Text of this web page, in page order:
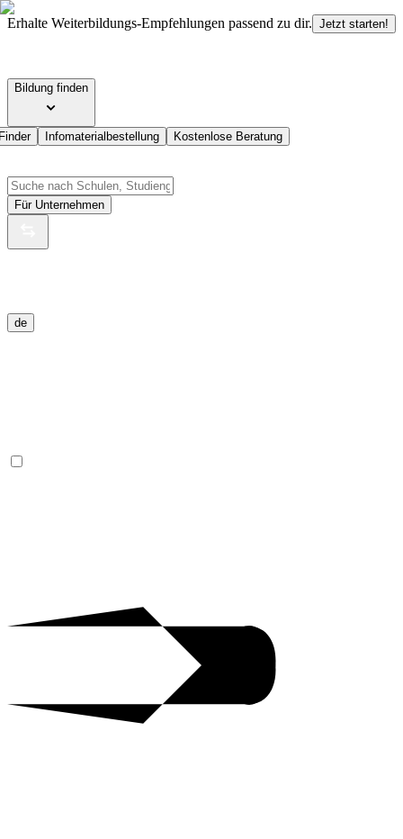
Erhalte Weiterbildungs-Empfehlungen passend zu dir. Jetzt starten!
Bildung finden
Infomaterialbestellung Kostenlose Beratung
Für Unternehmen
de